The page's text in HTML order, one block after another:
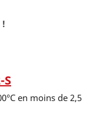
!
S
en moins de 2,5